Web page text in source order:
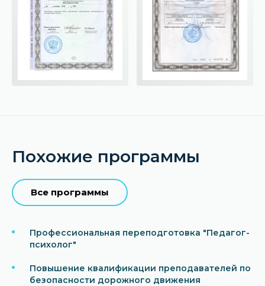
Похожие программы
Все программы
Профессиональная переподготовка "Педагог-
психолог"
Повышение квалификации преподавателей по
безопасности дорожного движения